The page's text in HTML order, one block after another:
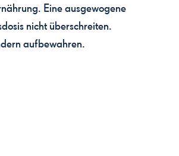
Eine ausgewogene
nicht überschreiten.
aufbewahren.